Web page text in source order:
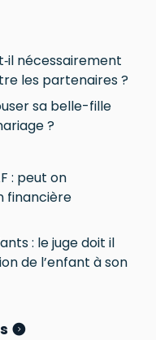
nécessairement
les partenaires ?
sa belle-fille
?
: peut on
financière
: le juge doit il
de l’enfant à son